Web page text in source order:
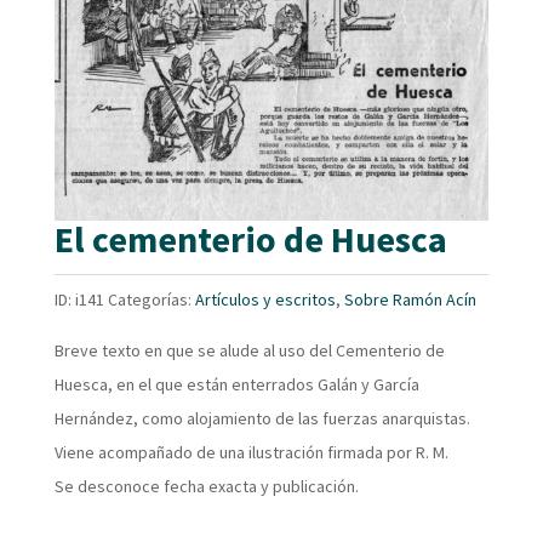
El cementerio de Huesca
ID: i141 Categorías: Artículos y escritos, Sobre Ramón Acín
Breve texto en que se alude al uso del Cementerio de
Huesca, en el que están enterrados Galán y García
Hernández, como alojamiento de las fuerzas anarquistas.
Viene acompañado de una ilustración firmada por R. M.
Se desconoce fecha exacta y publicación.